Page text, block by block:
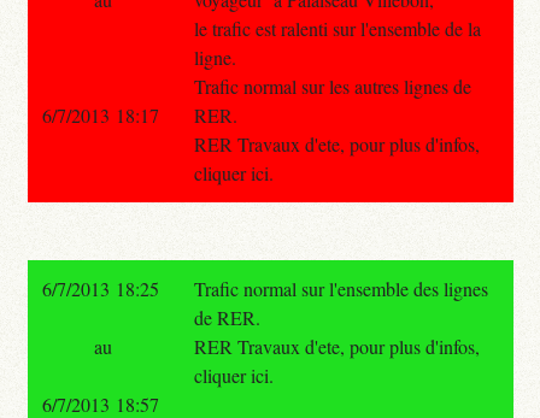
le trafic est ralenti sur l'ensemble de la
ligne.
Trafic normal sur les autres lignes de
RER.
RER Travaux d'ete, pour plus d'infos,
cliquer ici.
6/7/2013 18:17
6/7/2013 18:25
Trafic normal sur l'ensemble des lignes
de RER.
RER Travaux d'ete, pour plus d'infos,
cliquer ici.
au
6/7/2013 18:57